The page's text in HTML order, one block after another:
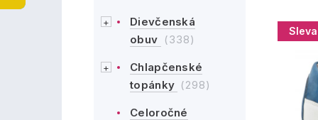
Dievčenská
obuv (338)
Chlapčenské
topánky (298)
Celoročné
Sleva